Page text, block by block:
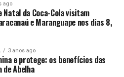
ago
Natal da Coca-Cola visitam
e Maranguape nos dias 8,
3 anos ago
e protege: os benefícios das
de Abelha